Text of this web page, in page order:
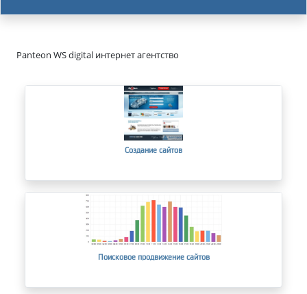
Panteon WS digital интернет агентство
Создание сайтов
Поисковое продвижение сайтов